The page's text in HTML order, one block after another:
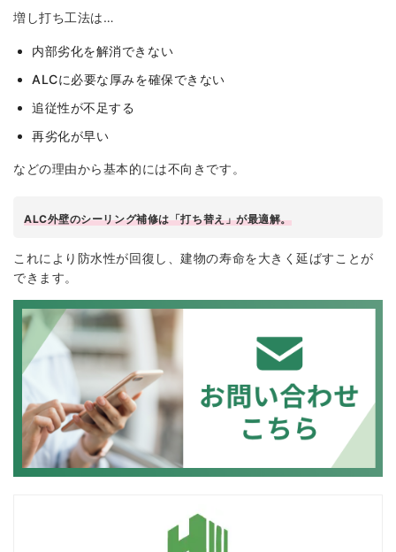
増し打ち工法は…
内部劣化を解消できない
ALCに必要な厚みを確保できない
追従性が不足する
再劣化が早い
などの理由から基本的には不向きです。
ALC外壁のシーリング補修は「打ち替え」が最適解。
これにより防水性が回復し、建物の寿命を大きく延ばすことが
できます。